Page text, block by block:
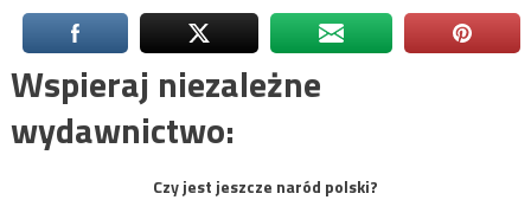
Wspieraj niezależne
wydawnictwo:
Czy jest jeszcze naród polski?